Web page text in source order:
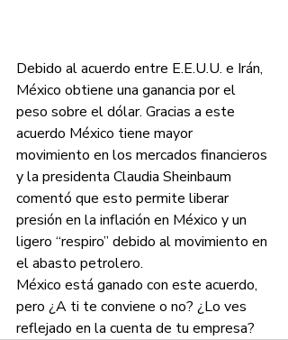
Debido al acuerdo entre E.E.U.U. e Irán,
México obtiene una ganancia por el
peso sobre el dólar. Gracias a este
acuerdo México tiene mayor
movimiento en los mercados financieros
y la presidenta Claudia Sheinbaum
comentó que esto permite liberar
presión en la inflación en México y un
ligero “respiro” debido al movimiento en
el abasto petrolero.
México está ganado con este acuerdo,
pero ¿A ti te conviene o no? ¿Lo ves
reflejado en la cuenta de tu empresa?